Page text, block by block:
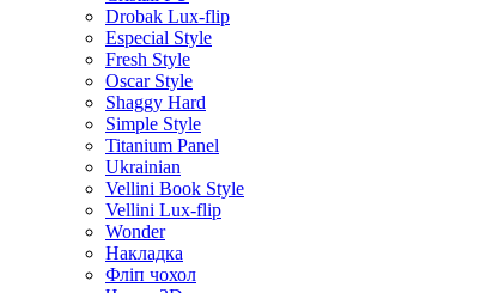
Drobak Lux-flip
Especial Style
Fresh Style
Oscar Style
Shaggy Hard
Simple Style
Titanium Panel
Ukrainian
Vellini Book Style
Vellini Lux-flip
Wonder
Накладка
Фліп чохол